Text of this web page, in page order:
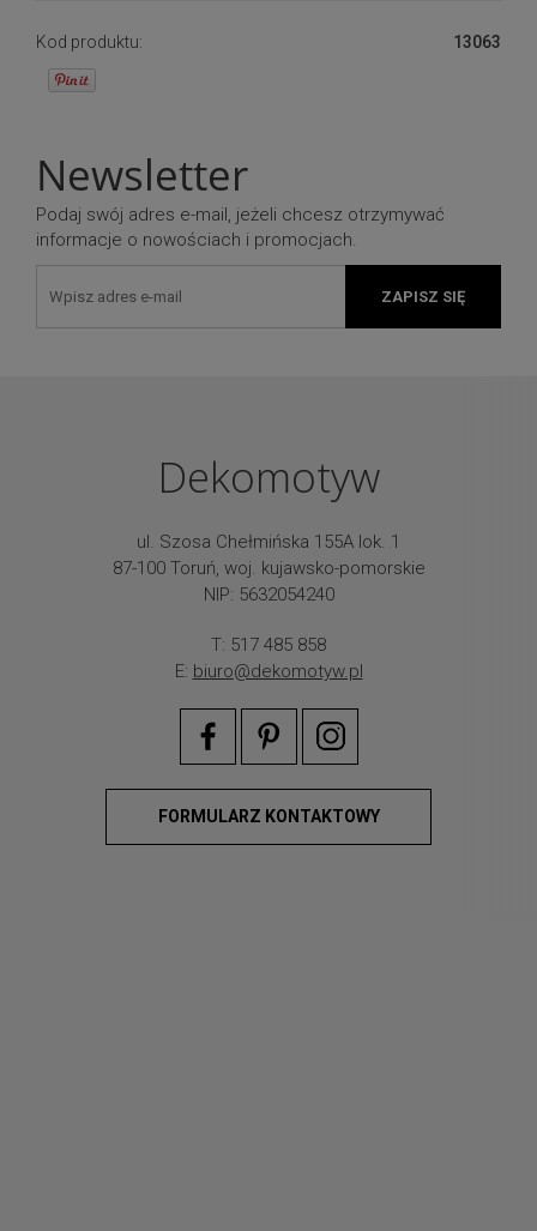
Kod produktu: 13063
Newsletter
Podaj swój adres e-mail, jeżeli chcesz otrzymywać
informacje o nowościach i promocjach.
ZAPISZ SIĘ
Dekomotyw
ul. Szosa Chełmińska 155A lok. 1
87-100 Toruń, woj. kujawsko-pomorskie
NIP: 5632054240
T: 517 485 858
E: biuro@dekomotyw.pl
FORMULARZ KONTAKTOWY